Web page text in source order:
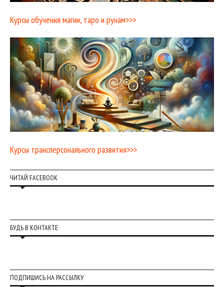
Курсы обучения магии, таро и рунам>>>
Курсы трансперсонального развития>>>
ЧИТАЙ FACEBOOK
БУДЬ В КОНТАКТЕ
ПОДПИШИСЬ НА РАССЫЛКУ